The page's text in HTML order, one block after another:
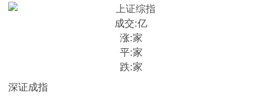
成交:亿
涨:家
平:家
跌:家
深证成指